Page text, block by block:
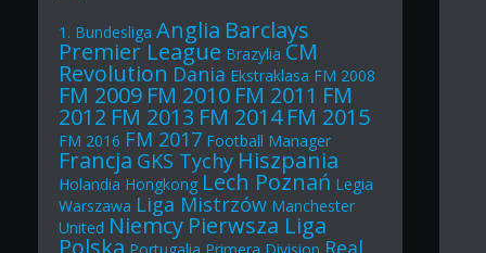
1. Bundesliga Anglia Barclays
Premier League Brazylia CM
Revolution Dania Ekstraklasa FM 2008
FM 2009 FM 2010 FM 2011 FM
2012 FM 2013 FM 2014 FM 2015
FM 2016 FM 2017 Football Manager
Francja GKS Tychy Hiszpania
Holandia Hongkong Lech Poznań Legia
Warszawa Liga Mistrzów Manchester
United Niemcy Pierwsza Liga
Polska
Real